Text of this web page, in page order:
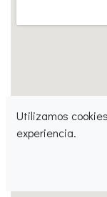
Utilizamos
experiencia.